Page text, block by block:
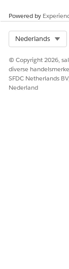
HEEFT
Laat ons
Powered by
Nederlands
© Copyright 2026,
diverse
SFDC Netherlands
Nederland